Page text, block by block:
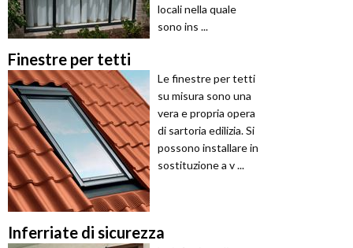
locali nella quale
sono ins ...
Finestre per tetti
Le finestre per tetti
su misura sono una
vera e propria opera
di sartoria edilizia. Si
possono installare in
sostituzione a v ...
Inferriate di sicurezza